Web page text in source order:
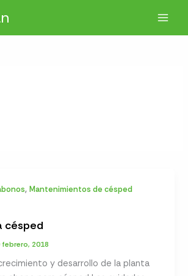
,Mantenimientos de césped
césped
febrero, 2018
y desarrollo de la planta